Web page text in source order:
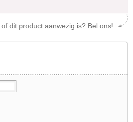
dit product aanwezig is? Bel ons!